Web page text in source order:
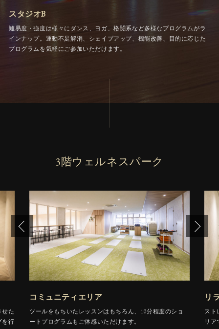
スタジオB
難易度・強度は様々にダンス、ヨガ、格闘系など多様なプログラムがラ
インナップ。運動不足解消、シェイプアップ、機能改善、目的に応じた
プログラムを気軽にご参加いただけます。
3階ウェルネスパーク
せた
を行
コミュニティエリア
ツールをもちいたレッスンはもちろん、10分程度のショ
ートプログラムもご体感いただけます。
リ
スト
リア